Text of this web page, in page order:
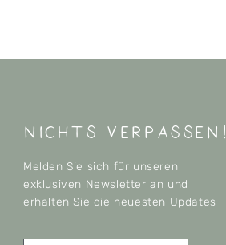
nichts verpassen!
Melden Sie sich für unseren
exklusiven Newsletter an und
erhalten Sie die neuesten Updates